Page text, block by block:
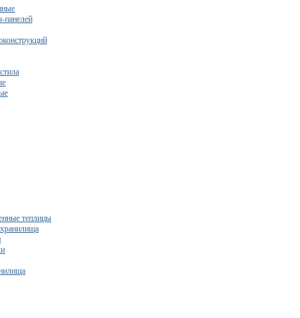
панелей
теплицы
расчет сметы исходя из вашего бюджета!